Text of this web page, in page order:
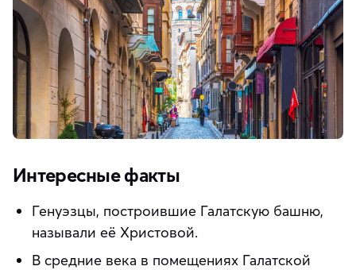
Интересные факты
Генуэзцы, построившие Галатскую башню,
называли её Христовой.
В средние века в помещениях Галатской